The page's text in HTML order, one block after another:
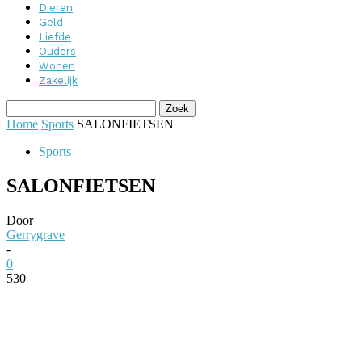
Dieren
Geld
Liefde
Ouders
Wonen
Zakelijk
Home Sports SALONFIETSEN
Sports
SALONFIETSEN
Door
Gerrygrave
-
0
530